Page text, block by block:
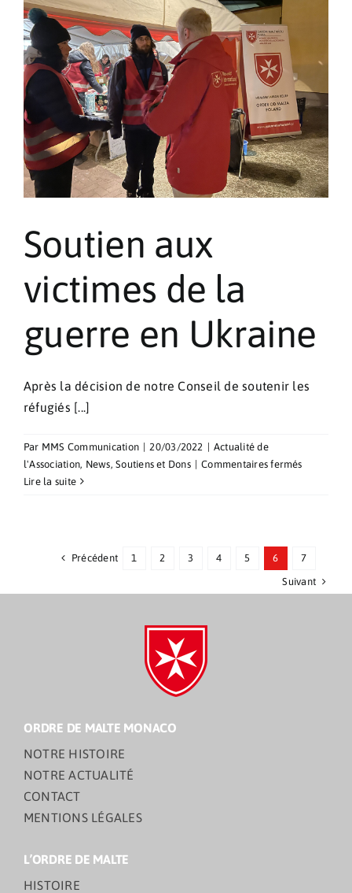
Soutien aux
victimes de la
guerre en Ukraine
Après la décision de notre Conseil de soutenir les
réfugiés [...]
Par MMS Communication | 20/03/2022 | Actualité de
l'Association, News,Soutiens et Dons | Commentaires ferméssur
en
Lire la suite
Précédent 1 2 3 4 5 6
7
Suivant
ORDRE DE MALTE MONACO
NOTRE HISTOIRE
NOTRE ACTUALITÉ
CONTACT
MENTIONS LÉGALES
L’ORDRE DE MALTE
HISTOIRE